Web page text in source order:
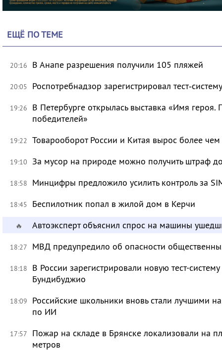
ЕЩЁ ПО ТЕМЕ
20:16 В Анапе разрешения получили 105 пляжей
20:05 Роспотребнадзор зарегистрировал
19:26
В Петербурге открылась выставка «Имя героя.
победителей»
19:22 Товарооборот России и Китая вырос более чем
19:10 За мусор на природе можно получить штраф
18:58 Минцифры предложило усилить контроль за
18:45 Беспилотник попал в жилой дом в Керчи
🔥 Автоэксперт объяснил спрос на машины
18:27 МВД предупредило об опасности
18:18
В России зарегистрировали новую тест-
Бундибуджио
18:09
Российские школьники вновь стали лучшими
по ИИ
17:57
Пожар на складе в Брянске локализовали на
метров